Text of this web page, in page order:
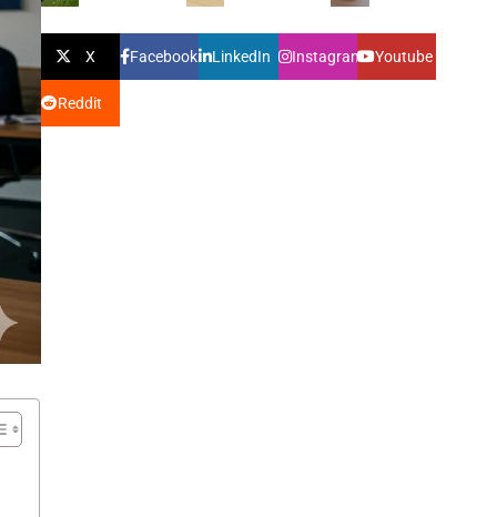
X Facebook LinkedIn Instagram Youtube
Reddit